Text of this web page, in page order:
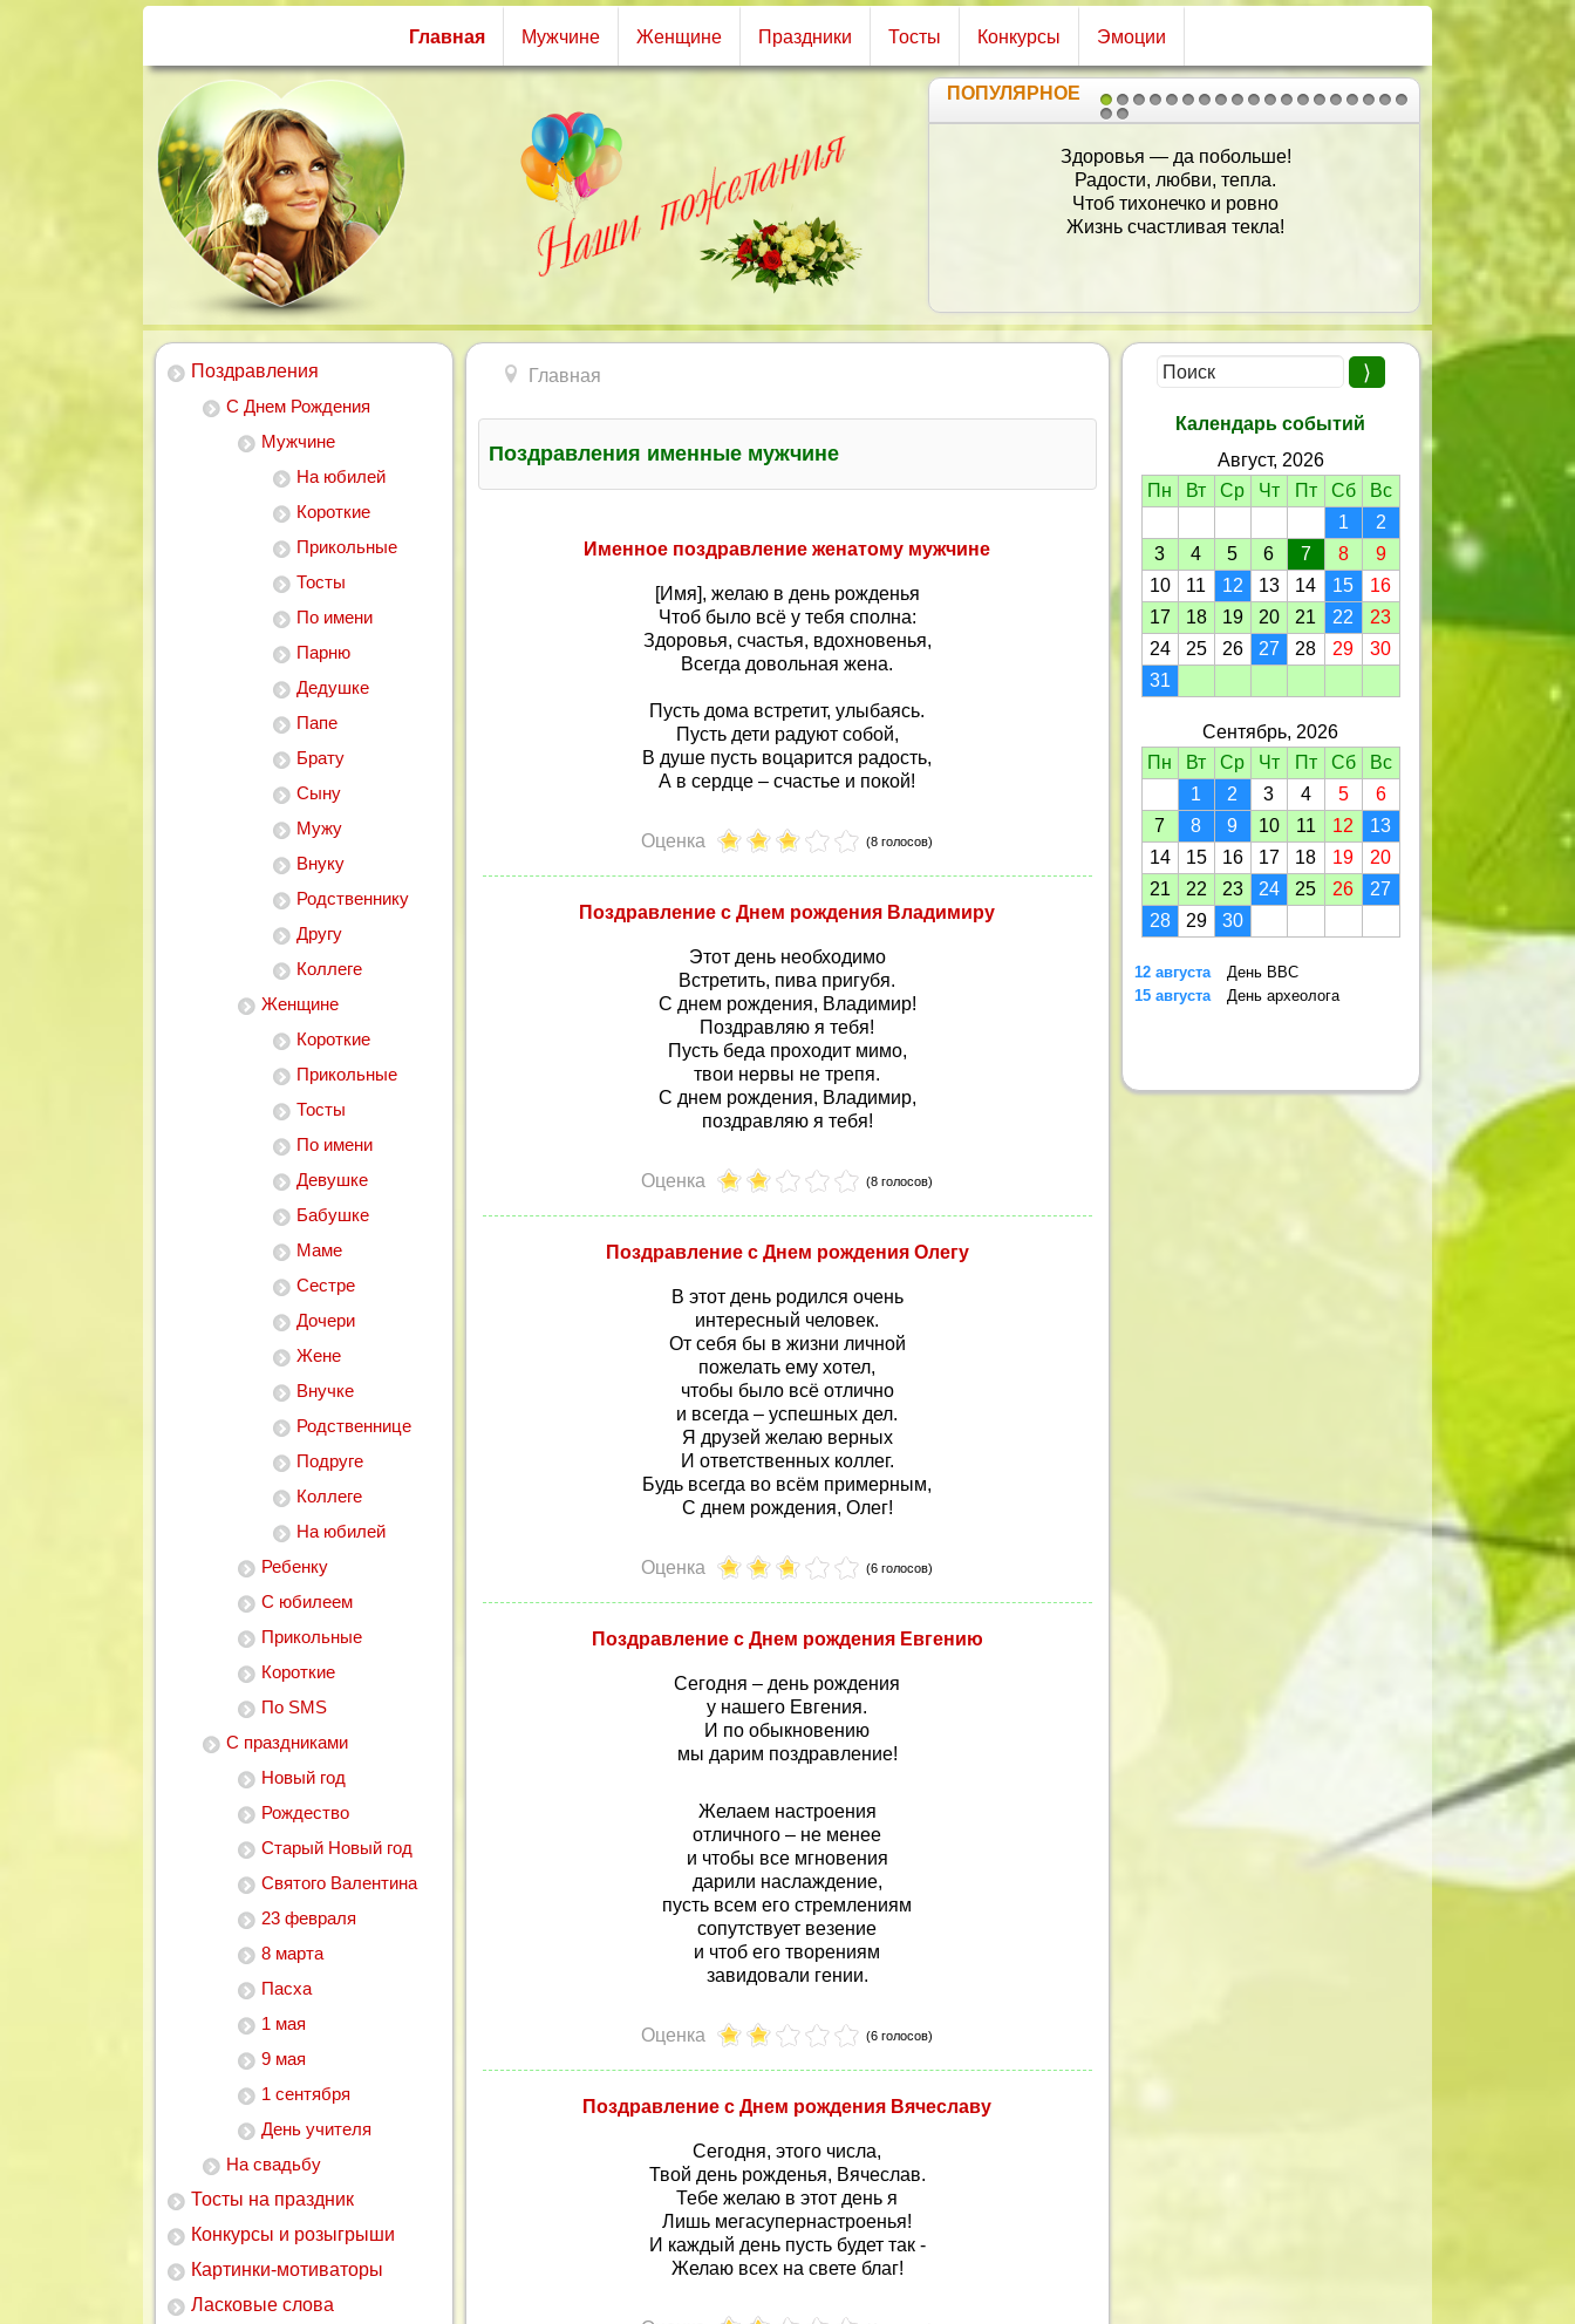
Главная Мужчине Женщине Праздники Тосты Конкурсы Эмоции
1 2
2021
ПОПУЛЯРНОЕ
Желаю счастья много-много,
Хочу, чтоб в жизни молодой
Твоя широкая дорога
Не стала узкою тропой.
Большой и чистой, как слеза,
Чтоб жизни всегда улыбались
Твои счастливые глаза.
Поздравления
С Днем Рождения
Мужчине
На юбилей
Короткие
Прикольные
Тосты
По имени
Парню
Дедушке
Папе
Брату
Сыну
Мужу
Внуку
Родственнику
Другу
Коллеге
Женщине
Короткие
Прикольные
Тосты
По имени
Девушке
Бабушке
Маме
Сестре
Дочери
Жене
Внучке
Родственнице
Подруге
Коллеге
На юбилей
Ребенку
С юбилеем
Прикольные
Короткие
По SMS
С праздниками
Новый год
Рождество
Старый Новый год
Святого Валентина
23 февраля
8 марта
Пасха
1 мая
9 мая
1 сентября
День учителя
На свадьбу
Тосты на праздник
Конкурсы и розыгрыши
Картинки-мотиваторы
Ласковые слова
Главная
Поздравления именные мужчине
Именное поздравление женатому мужчине
[Имя], желаю в день рожденья
Чтоб было всё у тебя сполна:
Здоровья, счастья, вдохновенья,
Всегда довольная жена.
Пусть дома встретит, улыбаясь.
Пусть дети радуют собой,
В душе пусть воцарится радость,
А в сердце – счастье и покой!
Оценка (8 голосов)
Поздравление с Днем рождения Владимиру
Этот день необходимо
Встретить, пива пригубя.
С днем рождения, Владимир!
Поздравляю я тебя!
Пусть беда проходит мимо,
твои нервы не трепя.
С днем рождения, Владимир,
поздравляю я тебя!
Оценка (8 голосов)
Поздравление с Днем рождения Олегу
В этот день родился очень
интересный человек.
От себя бы в жизни личной
пожелать ему хотел,
чтобы было всё отлично
и всегда – успешных дел.
Я друзей желаю верных
И ответственных коллег.
Будь всегда во всём примерным,
С днем рождения, Олег!
Оценка (6 голосов)
Поздравление с Днем рождения Евгению
Сегодня – день рождения
у нашего Евгения.
И по обыкновению
мы дарим поздравление!
Желаем настроения
отличного – не менее
и чтобы все мгновения
дарили наслаждение,
пусть всем его стремлениям
сопутствует везение
и чтоб его творениям
завидовали гении.
Оценка (6 голосов)
Поздравление с Днем рождения Вячеславу
Сегодня, этого числа,
Твой день рожденья, Вячеслав.
Тебе желаю в этот день я
Лишь мегасупернастроенья!
И каждый день пусть будет так -
Желаю всех на свете благ!
Календарь событий
Август, 2026
Пн
Вт Ср Чт Пт Сб
Вс
1
2
3
4 5 6 7 8
9
10
11 12 13 14 15
16
17
18 19 20 21 22
23
24
25 26 27 28 29
30
31
Сентябрь, 2026
Пн
Вт Ср Чт Пт Сб
Вс
1
2 3 4 5
6
7
8 9 10 11 12
13
14
15 16 17 18 19
20
21
22 23 24 25 26
27
28
29 30
12 августа
День ВВС
15 августа
День археолога